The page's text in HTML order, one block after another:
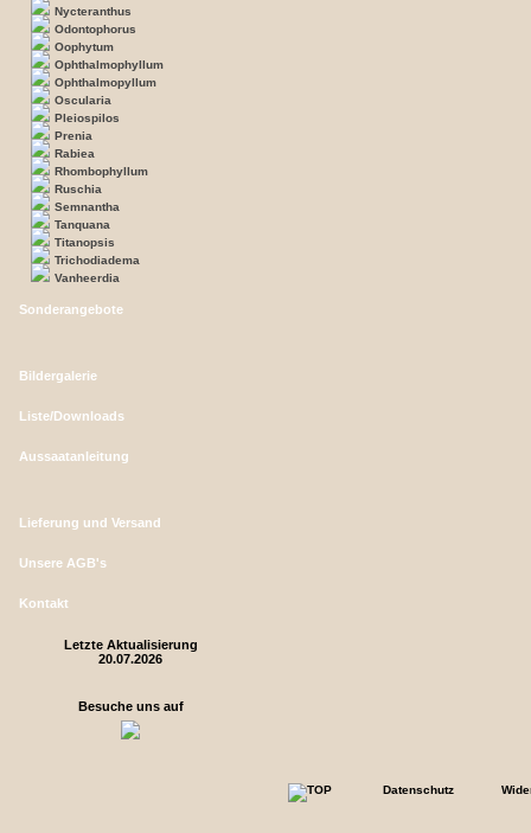
Nycteranthus
Odontophorus
Oophytum
Ophthalmophyllum
Ophthalmopyllum
Oscularia
Pleiospilos
Prenia
Rabiea
Rhombophyllum
Ruschia
Semnantha
Tanquana
Titanopsis
Trichodiadema
Vanheerdia
Sonderangebote
Bildergalerie
Liste/Downloads
Aussaatanleitung
Lieferung und Versand
Unsere AGB's
Kontakt
Letzte Aktualisierung
20.07.2026
Besuche uns auf
Datenschutz